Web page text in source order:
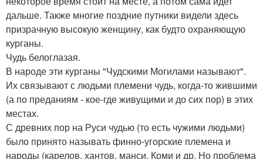
дальше. Также многие поздние путники видели здесь
призрачную высокую женщину, как будто охраняющую
курганы.
Чудь белоглазая.
В народе эти курганы "Чудскими Могилами называют".
Их связывают с людьми племени чудь, когда-то жившими
(а по преданиям - кое-где живущими и до сих пор) в этих
местах.
С древних пор на Руси чудью (то есть чужими людьми)
было принято называть финно-угорские племена и
народы (карелов, хантов, манси, Коми и др. Но проблема